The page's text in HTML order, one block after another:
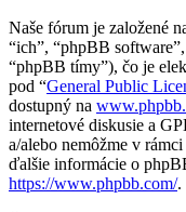
Naše fórum je založené
“ich”, “phpBB
“phpBB tímy”), čo je
pod “General Public
dostupný na
internetové diskusie a
a/alebo nemôžme v
ďalšie informácie o
https://www.phpbb.com/.